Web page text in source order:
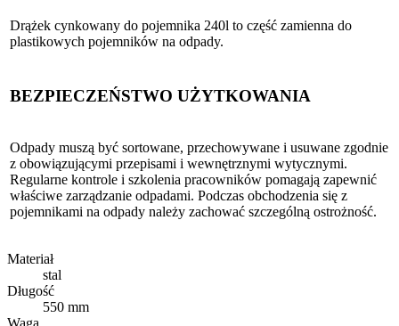
Drążek cynkowany do pojemnika 240l to część zamienna do
plastikowych pojemników na odpady.
BEZPIECZEŃSTWO UŻYTKOWANIA
Odpady muszą być sortowane, przechowywane i usuwane zgodnie
z obowiązującymi przepisami i wewnętrznymi wytycznymi.
Regularne kontrole i szkolenia pracowników pomagają zapewnić
właściwe zarządzanie odpadami. Podczas obchodzenia się z
pojemnikami na odpady należy zachować szczególną ostrożność.
Materiał
stal
Długość
550 mm